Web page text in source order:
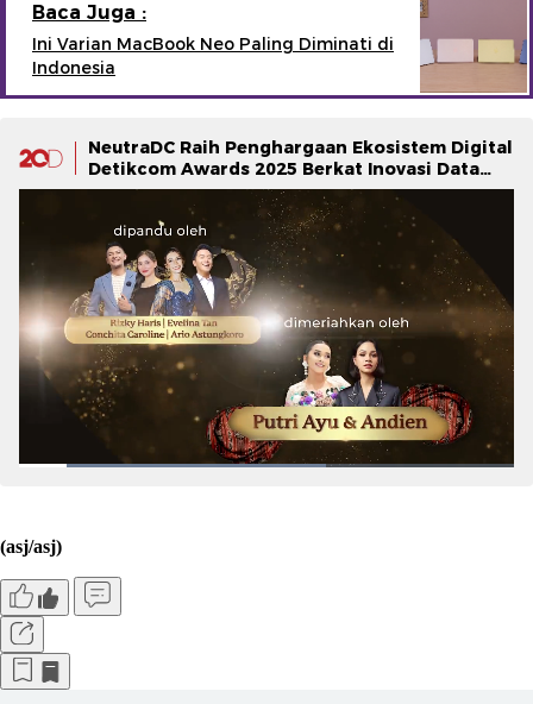
Baca Juga :
Ini Varian MacBook Neo Paling Diminati di
Indonesia
NeutraDC Raih Penghargaan Ekosistem Digital
Detikcom Awards 2025 Berkat Inovasi Data
Center
(asj/asj)